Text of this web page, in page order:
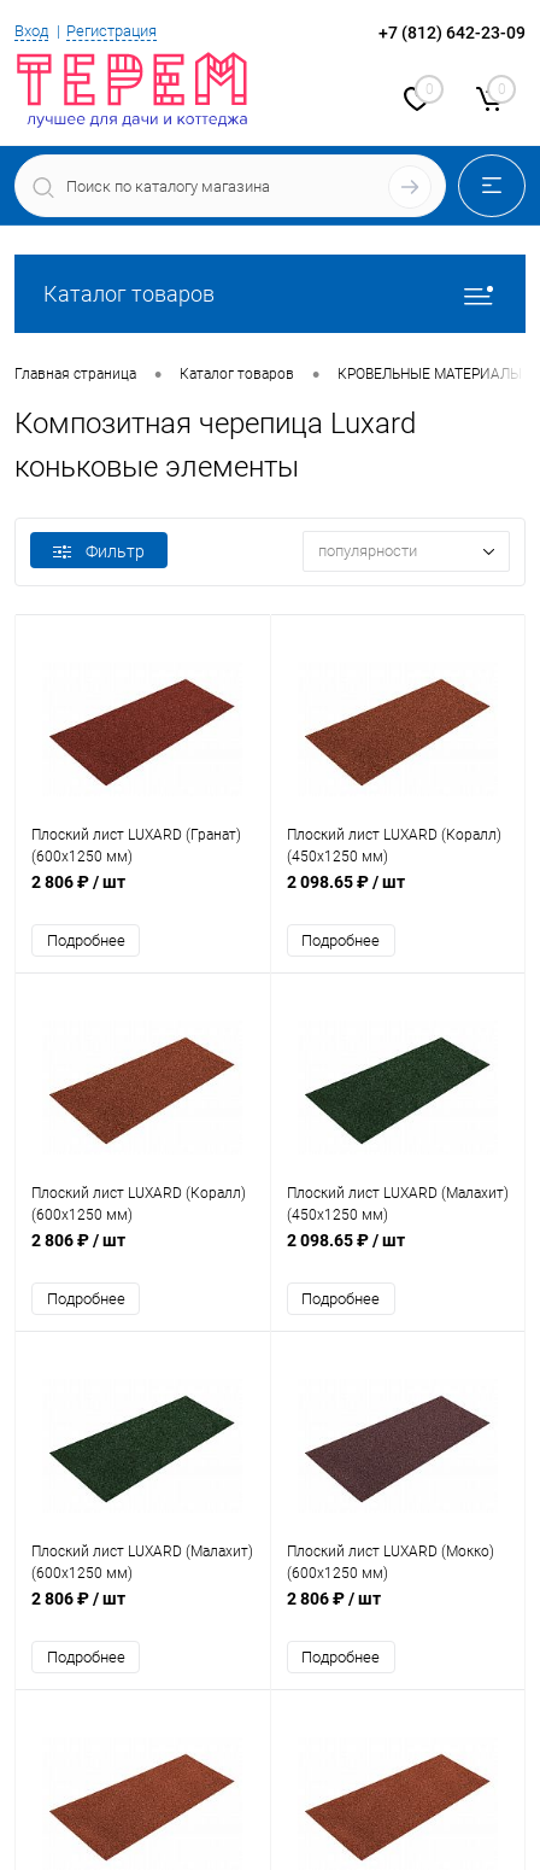
Вход Регистрация +7 (812) 642-23-09
0 0
Каталог товаров
Главная страница • Каталог товаров • КРОВЕЛЬНЫЕ МАТЕРИАЛЫ
Композитная черепица Luxard
коньковые элементы
Фильтр популярности
Плоский лист LUXARD (Гранат)
(600х1250 мм)
2 806 ₽/ шт
Подробнее
Плоский лист LUXARD (Коралл)
(450х1250 мм)
2 098.65 ₽/ шт
Подробнее
Плоский лист LUXARD (Коралл)
(600х1250 мм)
2 806 ₽/ шт
Подробнее
Плоский лист LUXARD (Малахит)
(450х1250 мм)
2 098.65 ₽/ шт
Подробнее
Плоский лист LUXARD (Малахит)
(600х1250 мм)
2 806 ₽/ шт
Подробнее
Плоский лист LUXARD (Мокко)
(600х1250 мм)
2 806 ₽/ шт
Подробнее